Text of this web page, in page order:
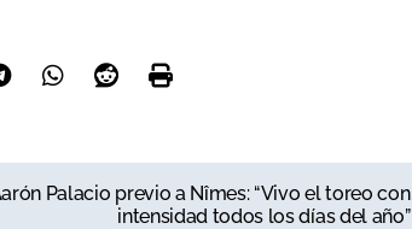
Palacio previo a Nîmes: “Vivo el toreo con
intensidad todos los días del año”